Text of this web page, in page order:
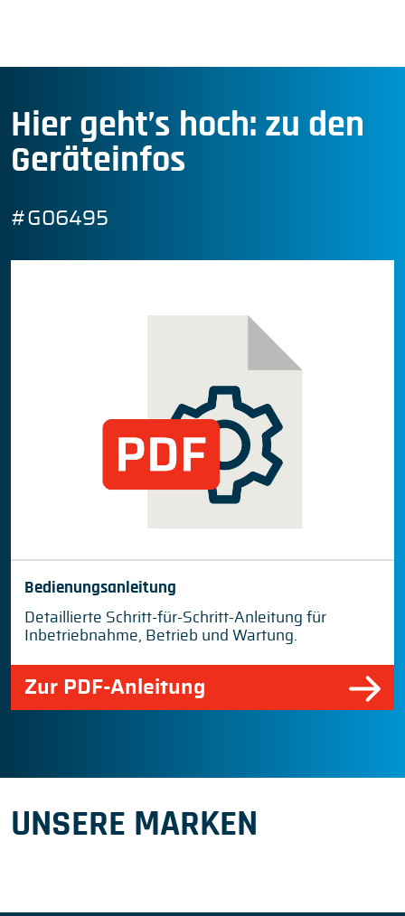
Hier geht’s hoch: zu den
Geräteinfos
#G06495
Bedienungsanleitung
Detaillierte Schritt-für-Schritt-Anleitung für
Inbetriebnahme, Betrieb und Wartung.
Zur PDF-Anleitung
UNSERE MARKEN